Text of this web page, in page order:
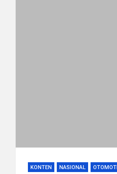
KONTEN NASIONAL